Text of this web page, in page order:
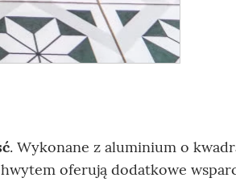
. Wykonane z aluminium o
oferują dodatkowe